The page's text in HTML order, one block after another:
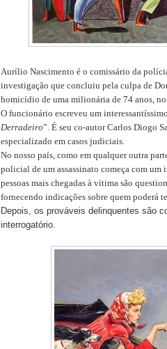
Aurílio Nascimento é o comissário da
investigação que concluiu pela culpa de
homicídio de uma milionária de 74 anos,
O funcionário escreveu um
Derradeiro”. É seu co-autor Carlos Diogo
especializado em casos judiciais.
No nosso país, como em qualquer outra
policial de um assassinato começa com
pessoas mais chegadas à vítima são
fornecendo indicações sobre quem poderá
Depois, os prováveis delinquentes são
interrogatório.